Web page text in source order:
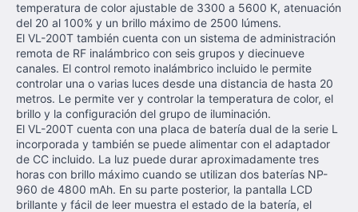
temperatura de color ajustable de 3300 a 5600 K, atenuación
del 20 al 100% y un brillo máximo de 2500 lúmens.
El VL-200T también cuenta con un sistema de administración
remota de RF inalámbrico con seis grupos y diecinueve
canales. El control remoto inalámbrico incluido le permite
controlar una o varias luces desde una distancia de hasta 20
metros. Le permite ver y controlar la temperatura de color, el
brillo y la configuración del grupo de iluminación.
El VL-200T cuenta con una placa de batería dual de la serie L
incorporada y también se puede alimentar con el adaptador
de CC incluido. La luz puede durar aproximadamente tres
horas con brillo máximo cuando se utilizan dos baterías NP-
960 de 4800 mAh. En su parte posterior, la pantalla LCD
brillante y fácil de leer muestra el estado de la batería, el